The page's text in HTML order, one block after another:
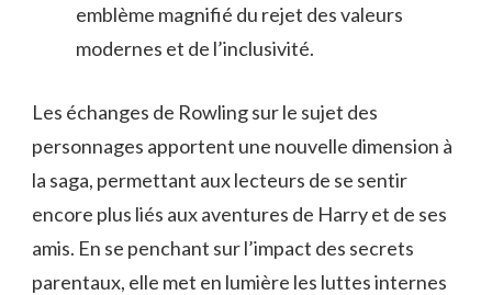
emblème magnifié du rejet des valeurs
modernes et de l’inclusivité.
Les échanges de Rowling sur le sujet des
personnages apportent une nouvelle dimension à
la saga, permettant aux lecteurs de se sentir
encore plus liés aux aventures de Harry et de ses
amis. En se penchant sur l’impact des secrets
parentaux, elle met en lumière les luttes internes